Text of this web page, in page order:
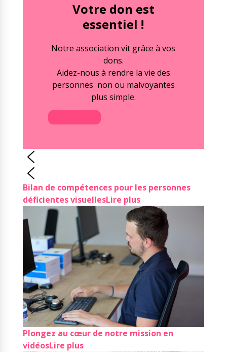
Votre don est
essentiel !
Notre association vit grâce à vos
dons.
Aidez-nous à rendre la vie des
personnes non ou malvoyantes
plus simple.
Bilan de compétences pour les personnes
déficientes visuellesLire plus
Plongez au cœur de notre mission en
vidéosLire plus